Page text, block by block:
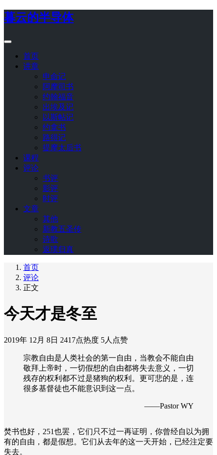
暮云的半导体
首页
讲章
申命记
阿摩司书
约翰福音
出埃及记
以斯帖记
约拿书
路得记
提摩太后书
课程
评论
书评
影评
时评
文章
其他
新教五圣传
诗歌
返璞归真
首页
评论
正文
今天才是冬至
2019年 12月 8日 2417点热度 5人点赞
宗教自由是人类社会的第一自由，当教会不能自由
敬拜上帝时，一切假想的自由都将失去意义，一切
残存的权利都不过是猪狗的权利。更可悲的是，连
很多基督徒也不能意识到这一点。
——Pastor WY
焚书也好，251也罢，它们只不过一再证明，你曾经自以为拥
有的自由，都是假想。它们从去年的这一天开始，已经注定要
失去。